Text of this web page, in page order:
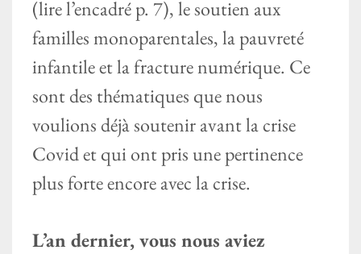
(lire l’encadré p. 7), le soutien aux
familles monoparentales, la pauvreté
infantile et la fracture numérique. Ce
sont des thématiques que nous
voulions déjà soutenir avant la crise
Covid et qui ont pris une pertinence
plus forte encore avec la crise.
L’an dernier, vous nous aviez